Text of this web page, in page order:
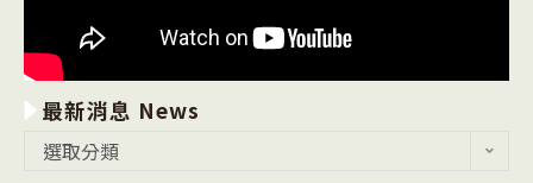
最新消息 News
選取分類